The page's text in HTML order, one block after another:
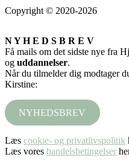
Copyright © 2020-2026
N Y H E D S B R E V
Få mails om det sidste nye fra
og uddannelser.
Når du tilmelder dig modtager
Kirstine:
NYHEDSBREV
Læs cookie- og privatlivspolitik
Læs vores handelsbetingelser